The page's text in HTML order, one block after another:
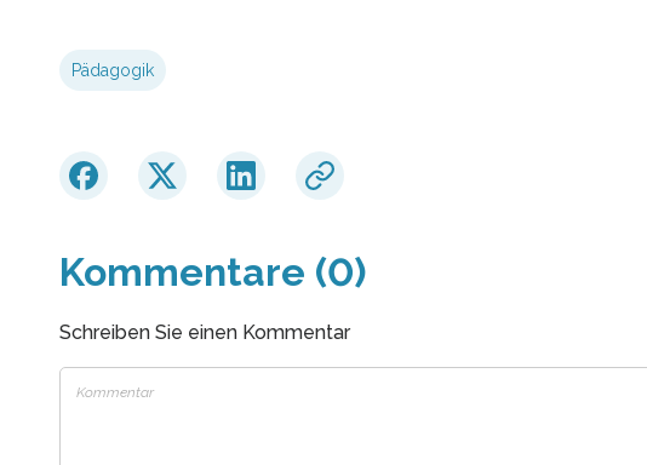
Pädagogik
Kommentare (0)
Schreiben Sie einen Kommentar